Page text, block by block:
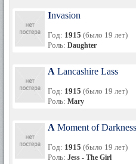
Invasion
Год: 1915 (было 19 лет)
Роль: Daughter
A Lancashire Lass
Год: 1915 (было 19 лет)
Роль: Mary
A Moment of Darkness
Год: 1915 (было 19 лет)
Роль: Jess - The Girl